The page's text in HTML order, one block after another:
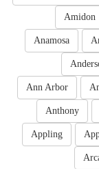
Amidon
Anamosa
Ann Arbor
Anthony
Appling